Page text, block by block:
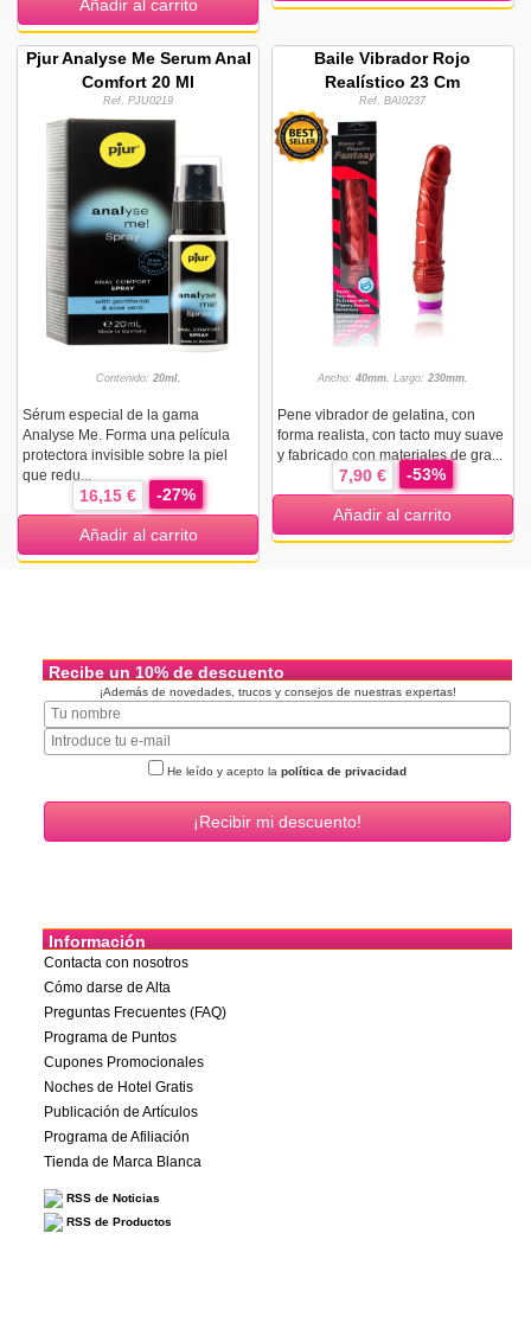
Añadir al carrito
Pjur Analyse Me Serum Anal
Comfort 20 Ml
Ref. PJU0219
Contenido: 20ml.
Sérum especial de la gama
Analyse Me. Forma una película
protectora invisible sobre la piel
que redu...
16,15 € -27%
Añadir al carrito
Baile Vibrador Rojo
Realístico 23 Cm
Ref. BAI0237
Ancho: 40mm. Largo: 230mm.
Pene vibrador de gelatina, con
forma realista, con tacto muy suave
y fabricado con materiales de gra...
7,90 € -53%
Añadir al carrito
Recibe un 10% de descuento
¡Además de novedades, trucos y consejos de nuestras expertas!
He leído y acepto la política de privacidad
Información
Contacta con nosotros
Cómo darse de Alta
Preguntas Frecuentes (FAQ)
Programa de Puntos
Cupones Promocionales
Noches de Hotel Gratis
Publicación de Artículos
Programa de Afiliación
Tienda de Marca Blanca
RSS de Noticias
RSS de Productos